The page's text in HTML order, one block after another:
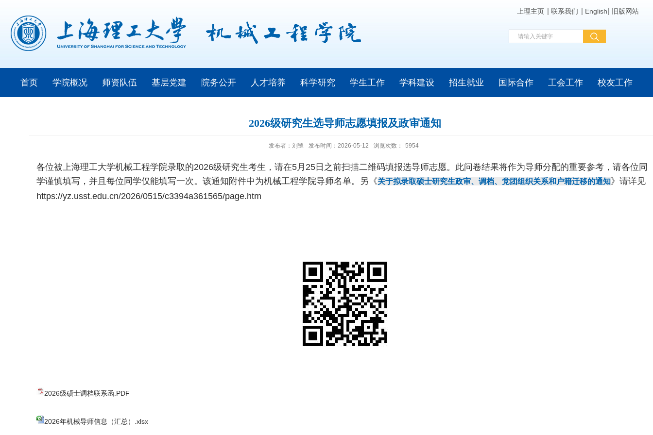
上理主页 联系我们 English 旧版网站
首页 学院概况 师资队伍 基层党建 院务公开 人才培养 科学研究 学生工作 学科建设 招生就业 国际合作 工会工作 校友工作
2026级研究生选导师志愿填报及政审通知
发布者：刘罡 发布时间：2026-05-12 浏览次数： 5954
各位被上海理工大学机械工程学院录取的2026级研究生考生，请在5月25日之前扫描二维码填报选导师志愿。此问卷结果将作为导师分配的重要参考，请各位同
学谨慎填写，并且每位同学仅能填写一次。该通知附件中为机械工程学院导师名单。另《关于拟录取硕士研究生政审、调档、党团组织关系和户籍迁移的通知》 请详见
https://yz.usst.edu.cn/2026/0515/c3394a361565/page.htm
2026级硕士调档联系函.PDF
2026年机械导师信息（汇总）.xlsx